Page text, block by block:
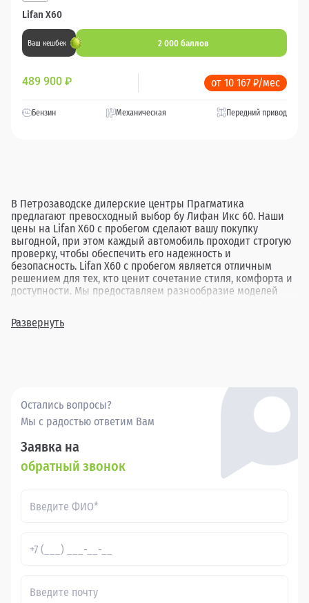
Lifan X60
Ваш кешбек 2 000 баллов
489 900 ₽ от 10 167 ₽/мес
Бензин Механическая Передний привод
В Петрозаводске дилерские центры Прагматика
предлагают превосходный выбор бу Лифан Икс 60. Наши
цены на Lifan X60 с пробегом сделают вашу покупку
выгодной, при этом каждый автомобиль проходит строгую
проверку, чтобы обеспечить его надежность и
безопасность. Lifan X60 с пробегом является отличным
решением для тех, кто ценит сочетание стиля, комфорта и
доступности. Мы предоставляем разнообразие моделей
возможность подобрать автомобиль, идеально
соответствующий вашим требованиям. Обратившись в
Развернуть
Остались вопросы?
Мы с радостью ответим Вам
Заявка на
обратный звонок